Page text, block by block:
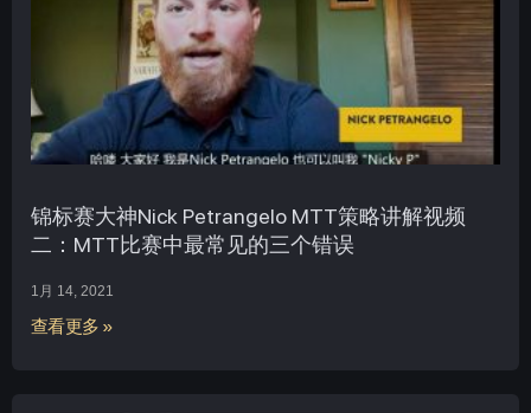
锦标赛大神Nick Petrangelo MTT策略讲解视频
二：MTT比赛中最常见的三个错误
1月 14, 2021
查看更多 »